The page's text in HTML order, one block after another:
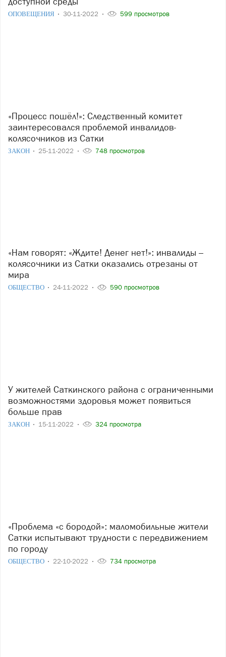
ОПОВЕЩЕНИЯ 30-11-2022 599 просмотров
«Процесс пошёл!»: Следственный комитет
заинтересовался проблемой инвалидов-
колясочников из Сатки
ЗАКОН 25-11-2022 748 просмотров
«Нам говорят: «Ждите! Денег нет!»: инвалиды –
колясочники из Сатки оказались отрезаны от
мира
ОБЩЕСТВО 24-11-2022 590 просмотров
У жителей Саткинского района с ограниченными
возможностями здоровья может появиться
больше прав
ЗАКОН 15-11-2022 324 просмотра
«Проблема «с бородой»: маломобильные жители
Сатки испытывают трудности с передвижением
по городу
ОБЩЕСТВО 22-10-2022 734 просмотра